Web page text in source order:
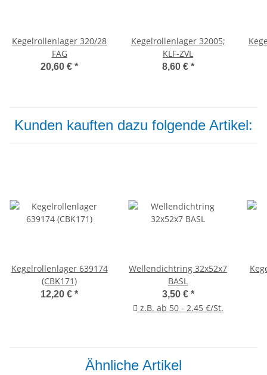
Kegelrollenlager 320/28
FAG
20,60 € *
Kegelrollenlager 32005;
KLF-ZVL
8,60 € *
Kunden kauften dazu folgende Artikel:
Kegelrollenlager 639174
(CBK171)
12,20 € *
Wellendichtring 32x52x7
BASL
3,50 € *
z.B. ab 50 - 2.45 €/St.
Ähnliche Artikel